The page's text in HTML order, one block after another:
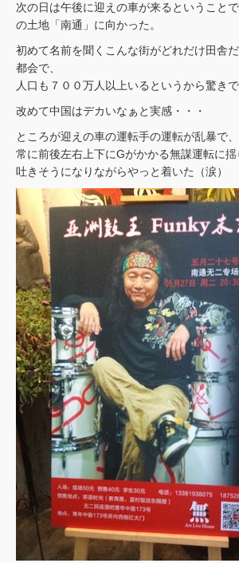
次の日は午後に迎えの車が来るということ
の土地「南通」に向かった。
初めて名前を聞くこんな街がどれだけ田舎
都会で、
人口も７００万人以上いるというから驚きで
改めて中国はデカいなぁと実感・・・
ところが迎えの車の運転手の運転が乱暴で、
常に前後左右上下にGがかかる無謀運転に揺
吐きそうになりながらやっと着いた（涙）